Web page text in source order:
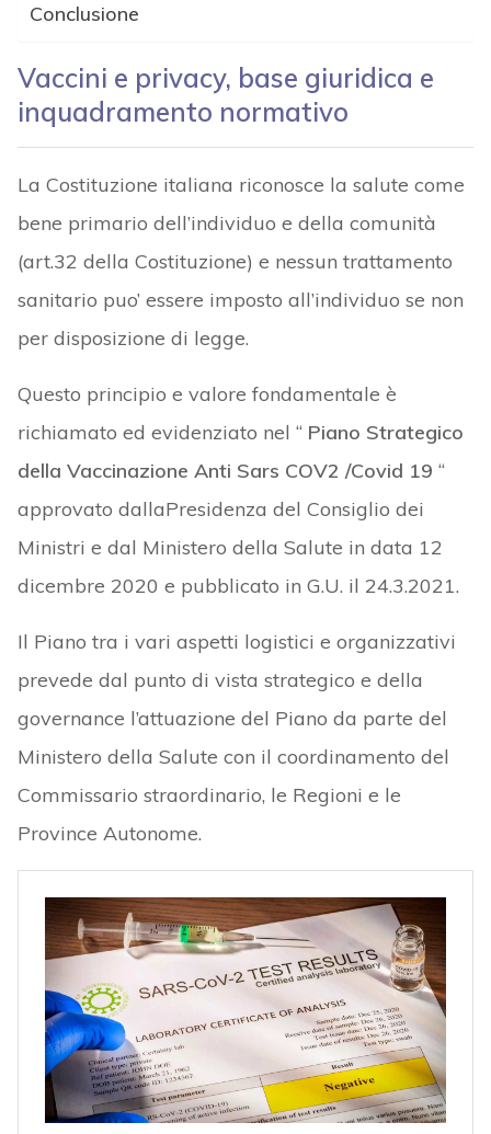
Conclusione
Vaccini e privacy, base giuridica e
inquadramento normativo
La Costituzione italiana riconosce la salute come
bene primario dell’individuo e della comunità
(art.32 della Costituzione) e nessun trattamento
sanitario puo’ essere imposto all’individuo se non
per disposizione di legge.
Questo principio e valore fondamentale è
richiamato ed evidenziato nel “ Piano Strategico
della Vaccinazione Anti Sars COV2 /Covid 19 “
approvato dallaPresidenza del Consiglio dei
Ministri e dal Ministero della Salute in data 12
dicembre 2020 e pubblicato in G.U. il 24.3.2021.
Il Piano tra i vari aspetti logistici e organizzativi
prevede dal punto di vista strategico e della
governance l’attuazione del Piano da parte del
Ministero della Salute con il coordinamento del
Commissario straordinario, le Regioni e le
Province Autonome.